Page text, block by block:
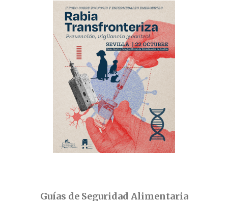
Guías de Seguridad Alimentaria